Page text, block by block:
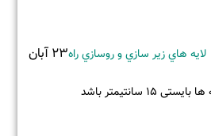
لايه هاي زير سازي و روسازي راه
23 آبان
سانتیمتر باشد